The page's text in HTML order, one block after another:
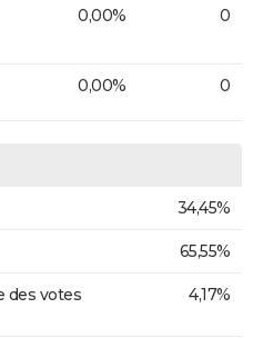
0,00% 0
0,00% 0
34,45%
65,55%
des votes
4,17%